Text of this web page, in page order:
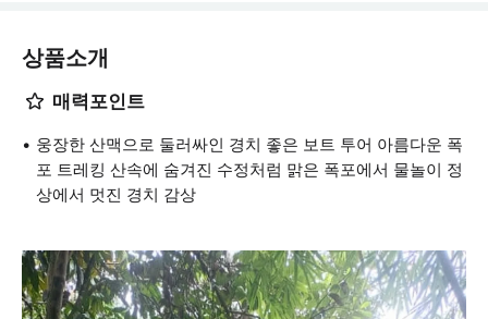
상품소개
매력포인트
웅장한 산맥으로 둘러싸인 경치 좋은 보트 투어 아름다운 폭
포 트레킹 산속에 숨겨진 수정처럼 맑은 폭포에서 물놀이 정
상에서 멋진 경치 감상